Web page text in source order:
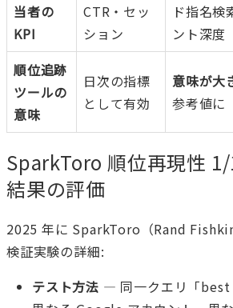
当者の
KPI
CTR・セッ
ション
ド指名検
ント深度
順位追跡
ツールの
意味
日次の指標
として有効
意味が大
参考値に
SparkToro 順位再現性
結果の評価
2025 年に SparkToro（Rand
検証実験の詳細:
テスト方法 — 同一クエリ「